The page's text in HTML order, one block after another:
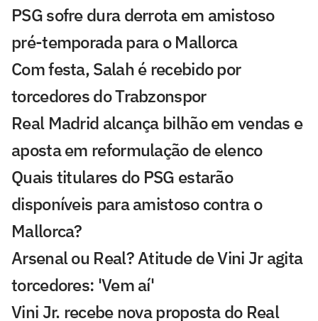
PSG sofre dura derrota em amistoso
pré-temporada para o Mallorca
Com festa, Salah é recebido por
torcedores do Trabzonspor
Real Madrid alcança bilhão em vendas e
aposta em reformulação de elenco
Quais titulares do PSG estarão
disponíveis para amistoso contra o
Mallorca?
Arsenal ou Real? Atitude de Vini Jr agita
torcedores: 'Vem aí'
Vini Jr. recebe nova proposta do Real